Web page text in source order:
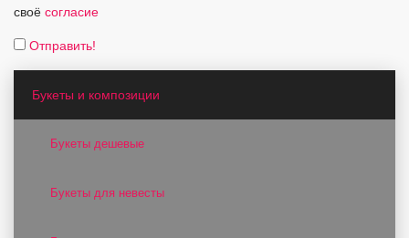
своё согласие
Отправить!
Букеты и композиции
Букеты дешевые
Букеты для невесты